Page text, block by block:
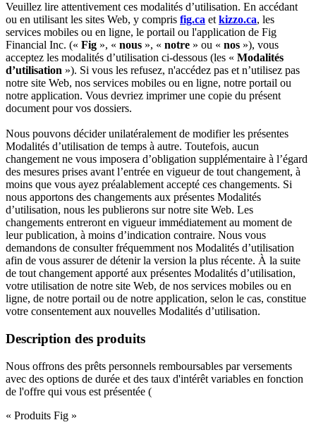
Veuillez lire attentivement ces modalités d’utilisation. En accédant
ou en utilisant les sites Web, y compris fig.ca et kizzo.ca, les
services mobiles ou en ligne, le portail ou l'application de Fig
Financial Inc. (« Fig », « nous », « notre » ou « nos »), vous
acceptez les modalités d’utilisation ci-dessous (les « Modalités
d’utilisation »). Si vous les refusez, n'accédez pas et n’utilisez pas
notre site Web, nos services mobiles ou en ligne, notre portail ou
notre application. Vous devriez imprimer une copie du présent
document pour vos dossiers.
Nous pouvons décider unilatéralement de modifier les présentes
Modalités d’utilisation de temps à autre. Toutefois, aucun
changement ne vous imposera d’obligation supplémentaire à l’égard
des mesures prises avant l’entrée en vigueur de tout changement, à
moins que vous ayez préalablement accepté ces changements. Si
nous apportons des changements aux présentes Modalités
d’utilisation, nous les publierons sur notre site Web. Les
changements entreront en vigueur immédiatement au moment de
leur publication, à moins d’indication contraire. Nous vous
demandons de consulter fréquemment nos Modalités d’utilisation
afin de vous assurer de détenir la version la plus récente. À la suite
de tout changement apporté aux présentes Modalités d’utilisation,
votre utilisation de notre site Web, de nos services mobiles ou en
ligne, de notre portail ou de notre application, selon le cas, constitue
votre consentement aux nouvelles Modalités d’utilisation.
Description des produits
Nous offrons des prêts personnels remboursables par versements
avec des options de durée et des taux d'intérêt variables en fonction
de l'offre qui vous est présentée (
« Produits Fig »